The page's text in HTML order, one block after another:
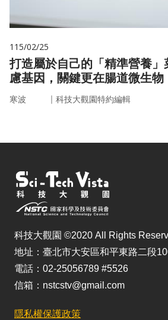
115/02/25
打造屬於自己的「精準營養」
慮基因，關鍵更在腸道微生物
寒波 ｜ 科技大觀園特約編輯
科技大觀園 ©2020 All Rights
地址：臺北市大安區和平東路二段
電話：02-25056789 #5526
信箱：nstcstv@gmail.com
隱私權保護政策